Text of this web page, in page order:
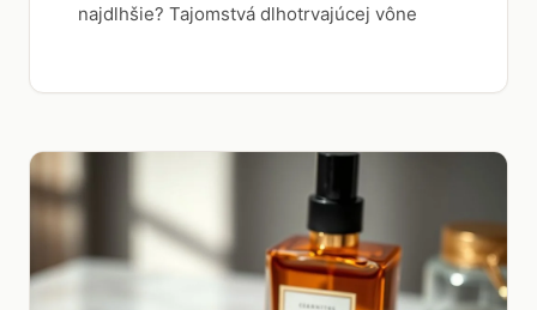
najdlhšie? Tajomstvá dlhotrvajúcej vône